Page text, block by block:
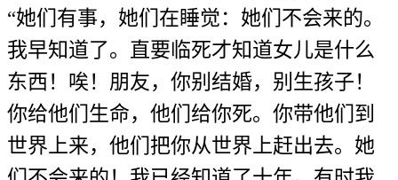
“她们有事，她们在睡觉：她们不会来的。
我早知道了。直要临死才知道女儿是什么
东西！唉！朋友，你别结婚，别生孩子！
你给他们生命，他们给你死。你带他们到
世界上来，他们把你从世界上赶出去。她